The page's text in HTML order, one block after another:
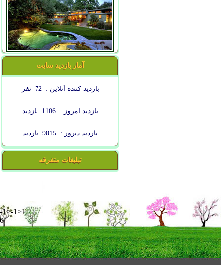
آمار بازدید سایت
بازدید کننده آنلاین : 72 نفر
بازدید امروز : 1106 بازدید
بازدید دیروز : 9815 بازدید
تبلیغات متفرقه
-1>-1>1
0